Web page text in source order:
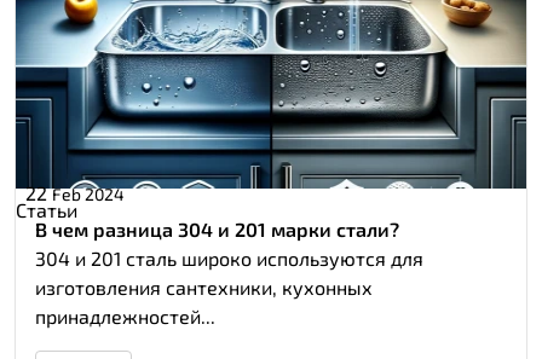
22 Feb 2024
Статьи
В чем разница 304 и 201 марки стали?
304 и 201 сталь широко используются для
изготовления сантехники, кухонных
принадлежностей...